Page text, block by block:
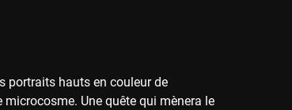
portraits hauts en couleur de
Une quête qui mènera le